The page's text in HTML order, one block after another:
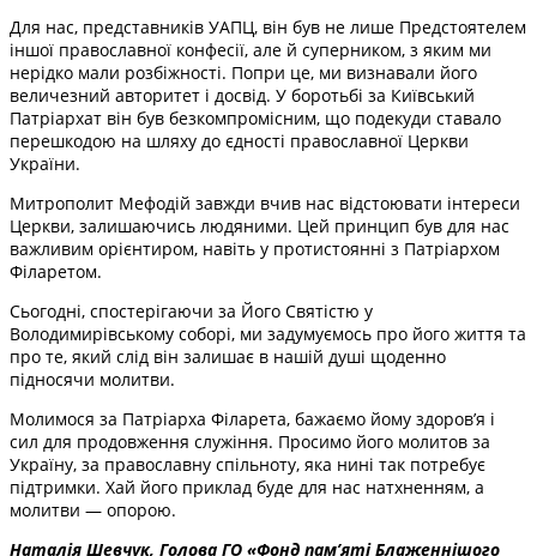
Для нас, представників УАПЦ, він був не лише Предстоятелем
іншої православної конфесії, але й суперником, з яким ми
нерідко мали розбіжності. Попри це, ми визнавали його
величезний авторитет і досвід. У боротьбі за Київський
Патріархат він був безкомпромісним, що подекуди ставало
перешкодою на шляху до єдності православної Церкви
України.
Митрополит Мефодій завжди вчив нас відстоювати інтереси
Церкви, залишаючись людяними. Цей принцип був для нас
важливим орієнтиром, навіть у протистоянні з Патріархом
Філаретом.
Сьогодні, спостерігаючи за Його Святістю у
Володимирівському соборі, ми задумуємось про його життя та
про те, який слід він залишає в нашій душі щоденно
підносячи молитви.
Молимося за Патріарха Філарета, бажаємо йому здоров’я і
сил для продовження служіння. Просимо його молитов за
Україну, за православну спільноту, яка нині так потребує
підтримки. Хай його приклад буде для нас натхненням, а
молитви — опорою.
Наталія Шевчук, Голова ГО «Фонд пам’яті Блаженнішого